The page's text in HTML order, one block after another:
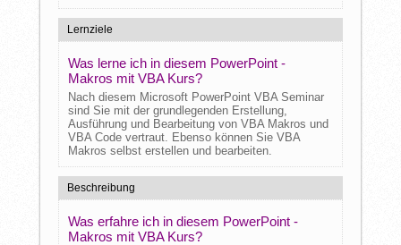
Lernziele
Was lerne ich in diesem PowerPoint -
Makros mit VBA Kurs?
Nach diesem Microsoft PowerPoint VBA Seminar
sind Sie mit der grundlegenden Erstellung,
Ausführung und Bearbeitung von VBA Makros und
VBA Code vertraut. Ebenso können Sie VBA
Makros selbst erstellen und bearbeiten.
Beschreibung
Was erfahre ich in diesem PowerPoint -
Makros mit VBA Kurs?